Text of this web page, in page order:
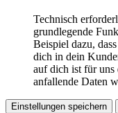
Technisch
grundlegende
Beispiel dazu,
dich in dein
auf dich ist für uns
anfallende Daten
Einstellungen speichern